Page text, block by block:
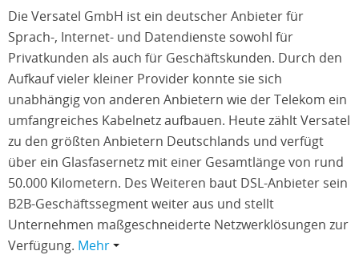
Die Versatel GmbH ist ein deutscher Anbieter für
Sprach-, Internet- und Datendienste sowohl für
Privatkunden als auch für Geschäftskunden. Durch den
Aufkauf vieler kleiner Provider konnte sie sich
unabhängig von anderen Anbietern wie der Telekom ein
umfangreiches Kabelnetz aufbauen. Heute zählt Versatel
zu den größten Anbietern Deutschlands und verfügt
über ein Glasfasernetz mit einer Gesamtlänge von rund
50.000 Kilometern. Des Weiteren baut DSL-Anbieter sein
B2B-Geschäftssegment weiter aus und stellt
Unternehmen maßgeschneiderte Netzwerklösungen zur
Verfügung. Mehr